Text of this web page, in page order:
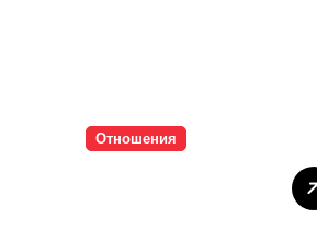
Отношения